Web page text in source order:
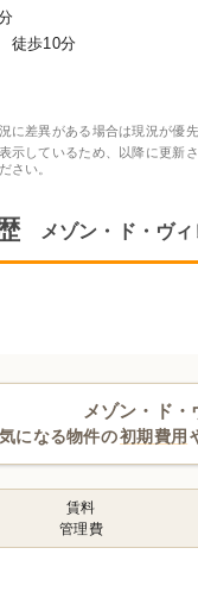
徒歩10分
に差異がある場合は現況が優先
しているため、以降に更新
さい。
メゾン・ド・ヴ
メゾン・ド・
気になる物件の初期費用
賃料
管理費